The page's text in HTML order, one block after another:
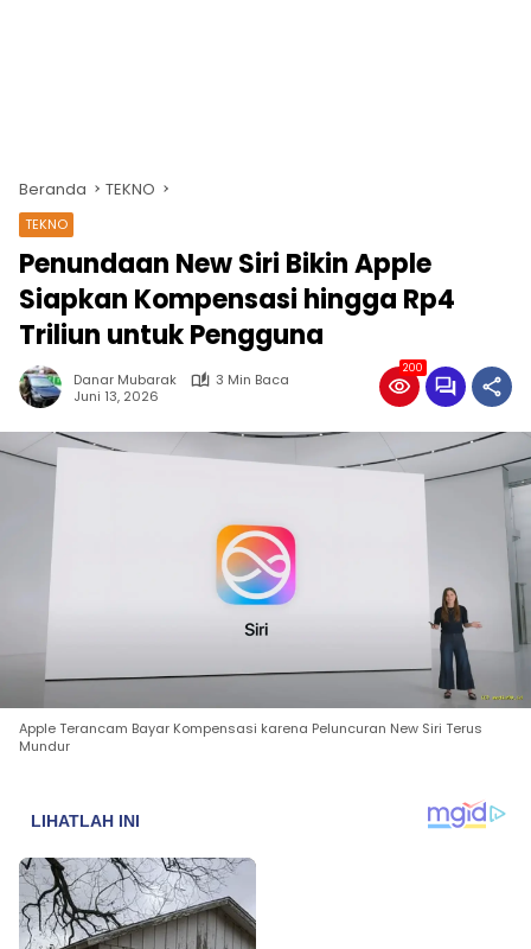
Beranda TEKNO
TEKNO
Penundaan New Siri Bikin Apple
Siapkan Kompensasi hingga Rp4
Triliun untuk Pengguna
Danar Mubarak
3 Min Baca
Juni 13, 2026
200
Apple Terancam Bayar Kompensasi karena Peluncuran New Siri Terus
Mundur